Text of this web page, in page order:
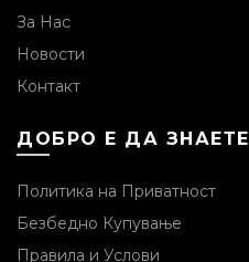
За Нас
Новости
Контакт
ДОБРО Е ДА ЗНАЕТЕ
Политика на Приватност
Безбедно Купување
Правила и Услови